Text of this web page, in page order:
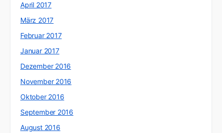
April 2017
März 2017
Februar 2017
Januar 2017
Dezember 2016
November 2016
Oktober 2016
September 2016
August 2016